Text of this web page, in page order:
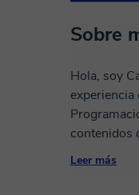
Sobre
Hola, soy
contenidos
aprendizaje
Leer más